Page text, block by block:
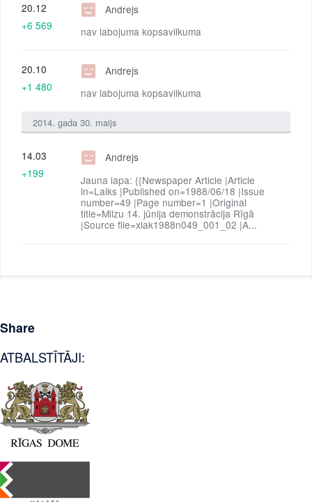
Andrejs
nav labojuma kopsavilkuma
20.12
+6 569
Andrejs
nav labojuma kopsavilkuma
20.10
+1 480
2014. gada 30. maijs
Andrejs
Jauna lapa: {{Newspaper Article |Article
in=Laiks |Published on=1988/06/18 |Issue
number=49 |Page number=1 |Original
title=Milzu 14. jūnija demonstrācija Rīgā
|Source file=xlak1988n049_001_02 |A...
14.03
+199
Share
ATBALSTĪTĀJI: